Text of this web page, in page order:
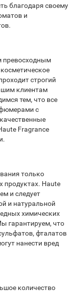
благодаря своему
и
превосходным
строгий
клиентам
тем, что все
с
Fragrance
только
продуктах. Haute
и следует
и натуральной
химических
гарантируем, что
фталатов
нанести вред
количество